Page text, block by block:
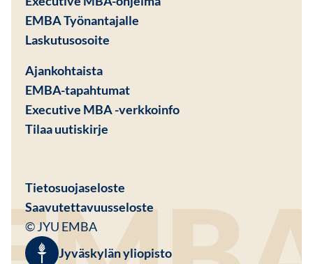
EMBA Työnantajalle
Laskutusosoite
Ajankohtaista
EMBA-tapahtumat
Executive MBA -verkkoinfo
Tilaa uutiskirje
© JYU EMBA
Tietosuojaseloste
Saavutettavuusseloste
Jyväskylän yliopisto